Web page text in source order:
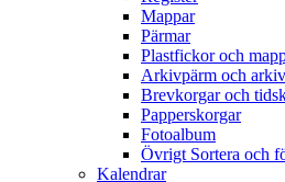
Mappar
Pärmar
Plastfickor och
Arkivpärm och
Brevkorgar och
Papperskorgar
Fotoalbum
Övrigt Sortera och
Kalendrar